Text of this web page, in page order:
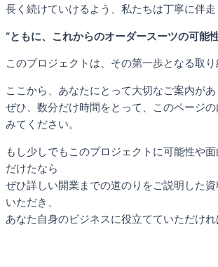
長く続けていけるよう、私たちは丁寧に伴走
“ともに、これからのオーダースーツの可能
このプロジェクトは、その第一歩となる取り
ここから、あなたにとって大切なご案内があ
ぜひ、数分だけ時間をとって、このページ
みてください。
もし少しでもこのプロジェクトに可能性や
だけたなら
ぜひ詳しい開業までの道のりをご説明した
いただき、
あなた自身のビジネスに役立てていただけれ